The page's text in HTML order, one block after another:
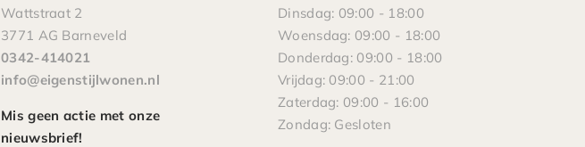
Wattstraat 2
3771 AG Barneveld
0342-414021
info@eigenstijlwonen.nl
Mis geen actie met onze
nieuwsbrief!
Dinsdag: 09:00 - 18:00
Woensdag: 09:00 - 18:00
Donderdag: 09:00 - 18:00
Vrijdag: 09:00 - 21:00
Zaterdag: 09:00 - 16:00
Zondag: Gesloten